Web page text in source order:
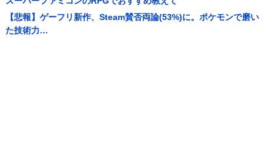
【悲報】ゲーフリ新作、Steam賛否両論(53%)に。ポケモンで磨い
た技術力…